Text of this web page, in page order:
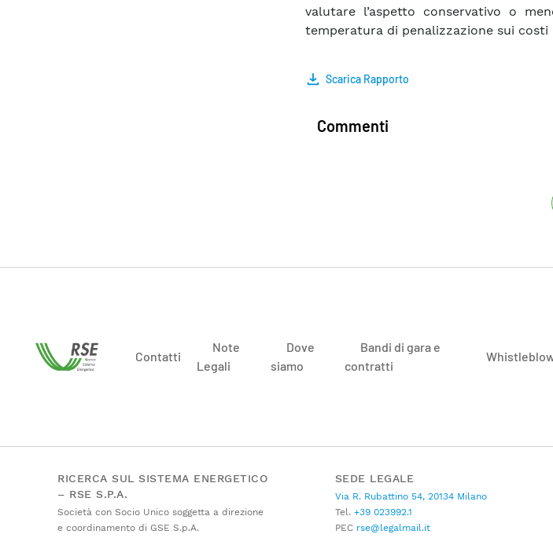
valutare l’aspetto conservativo o
temperatura di penalizzazione sui
Scarica Rapporto
Commenti
Contatti
Note
Legali
Dove
siamo
Bandi di gara e
contratti
RICERCA SUL SISTEMA ENERGETICO
– RSE S.P.A.
Società con Socio Unico soggetta a direzione
e coordinamento di GSE S.p.A.
SEDE LEGALE
Via R. Rubattino 54, 20134 Milano
Tel. +39 023992.1
PECrse@legalmail.it